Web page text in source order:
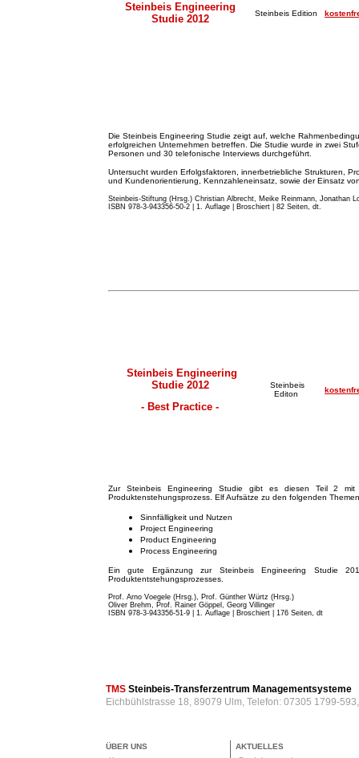
Steinbeis Engineering
Studie 2012
Steinbeis Edition
Die Steinbeis Engineering Studie zeigt auf, welche
erfolgreichen Unternehmen betreffen. Die Studie wurde in zwei
Personen und 30 telefonische Interviews durchgeführt.
Untersucht wurden Erfolgsfaktoren, innerbetriebliche Strukturen,
und Kundenorientierung, Kennzahleneinsatz, sowie der Einsatz
Steinbeis-Stiftung (Hrsg.) Christian Albrecht, Meike Reinmann, Jonathan
ISBN 978-3-943356-50-2 | 1. Auflage | Broschiert | 82 Seiten, dt.
Steinbeis Engineering
Studie 2012
- Best Practice -
Steinbeis
Editon
Zur Steinbeis Engineering Studie gibt es diesen Teil 2 mit
Produktenstehungsprozess. Elf Aufsätze zu den folgenden
Sinnfälligkeit und Nutzen
Project Engineering
Product Engineering
Process Engineering
Ein gute Ergänzung zur Steinbeis Engineering Studie
Produktentstehungsprozesses.
Prof. Arno Voegele (Hrsg.), Prof. Günther Würtz (Hrsg.)
Oliver Brehm, Prof. Rainer Göppel, Georg Villinger
ISBN 978-3-943356-51-9 | 1. Auflage | Broschiert
| 176 Seiten, dt
TMS Steinbeis-Transferzentrum Managementsysteme
Eichbühlstrasse 18, 89079 Ulm, Telefon: 07305 1799-
ÜBER UNS
AKTUELLES